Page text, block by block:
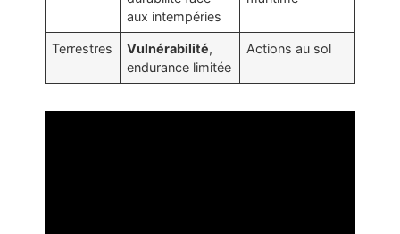
aux intempéries
Terrestres Vulnérabilité,
endurance limitée
Actions au sol